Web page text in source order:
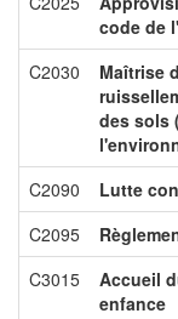
code de
C2030
Maîtrise
des sols
C2090 Lutte
C2095
C3015
Accueil
enfance